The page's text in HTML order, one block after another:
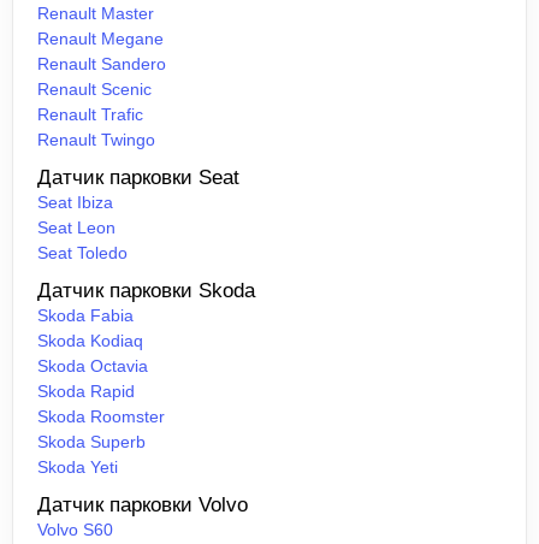
Renault Master
Renault Megane
Renault Sandero
Renault Scenic
Renault Trafic
Renault Twingo
Датчик парковки Seat
Seat Ibiza
Seat Leon
Seat Toledo
Датчик парковки Skoda
Skoda Fabia
Skoda Kodiaq
Skoda Octavia
Skoda Rapid
Skoda Roomster
Skoda Superb
Skoda Yeti
Датчик парковки Volvo
Volvo S60